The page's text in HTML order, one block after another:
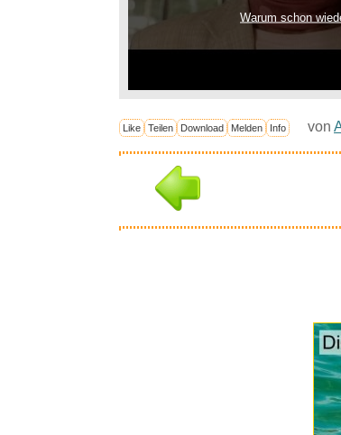
Warum schon
Like Teilen Download Melden Info von